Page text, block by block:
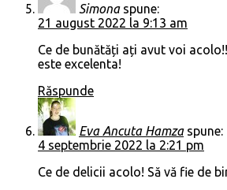
Simona spune:
21 august 2022 la 9:13 am
Ce de bunătăți ați avut voi
este excelenta!
Răspunde
Eva Ancuta Hamza spune:
4 septembrie 2022 la 2:21 pm
Ce de delicii acolo! Să vă fie de